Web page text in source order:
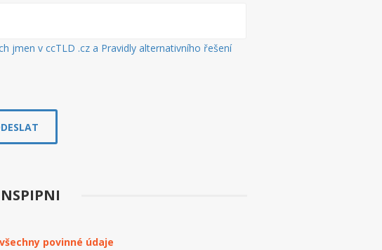
jmen v ccTLD .cz a Pravidly alternativního řešení
povinné údaje